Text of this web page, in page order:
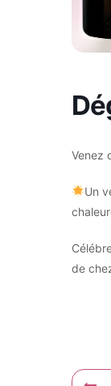
Venez
Un
de